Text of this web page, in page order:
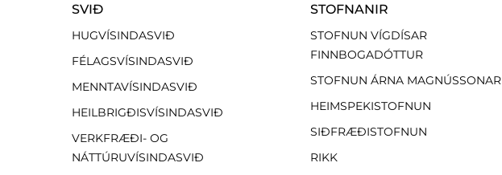
SVIÐ
HUGVÍSINDASVIÐ
FÉLAGSVÍSINDASVIÐ
MENNTAVÍSINDASVIÐ
HEILBRIGÐISVÍSINDASVIÐ
VERKFRÆÐI- OG
NÁTTÚRUVÍSINDASVIÐ
STOFNANIR
STOFNUN VÍGDÍSAR
FINNBOGADÓTTUR
STOFNUN ÁRNA MAGNÚSSONAR
HEIMSPEKISTOFNUN
SIÐFRÆÐISTOFNUN
RIKK